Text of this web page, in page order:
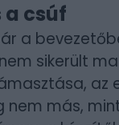
a csúf
a
sikerült
az
más,